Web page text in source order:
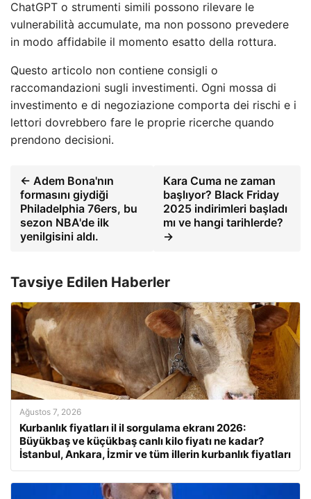
ChatGPT o strumenti simili possono rilevare le
vulnerabilità accumulate, ma non possono prevedere
in modo affidabile il momento esatto della rottura.
Questo articolo non contiene consigli o
raccomandazioni sugli investimenti. Ogni mossa di
investimento e di negoziazione comporta dei rischi e i
lettori dovrebbero fare le proprie ricerche quando
prendono decisioni.
← Adem Bona'nın
formasını giydiği
Philadelphia 76ers, bu
sezon NBA'de ilk
yenilgisini aldı.
Kara Cuma ne zaman
başlıyor? Black Friday
2025 indirimleri başladı
mı ve hangi tarihlerde?
→
Tavsiye Edilen Haberler
Ağustos 7, 2026
Kurbanlık fiyatları il il sorgulama ekranı 2026:
Büyükbaş ve küçükbaş canlı kilo fiyatı ne kadar?
İstanbul, Ankara, İzmir ve tüm illerin kurbanlık fiyatları